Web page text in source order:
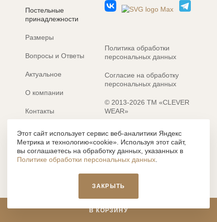
В КОРЗИНУ
Постельные
принадлежности
Размеры
Вопросы и Ответы
Актуальное
О компании
Контакты
Электронные каталоги
Политика обработки
персональных данных
Согласие на обработку
персональных данных
© 2013-2026 ТМ «CLEVER
WEAR»
Разработка сайта: MACHAON
Все содержание, представленное или отраженное на сайте
https://clever-style.ru, включая, но не ограничиваясь, текстом,
графикой, фотографиями, иллюстрациями и т.д., являются
объектами авторского права, использование которых, без
письменного разрешения администрации и без активной
влечет наложение ответственности с действующим
законодательством РФ.
Этот сайт использует сервис веб-аналитики Яндекс
Метрика и технологию«cookie». Используя этот сайт,
вы соглашаетесь на обработку данных, указанных в
Политике обработки персональных данных
ЗАКРЫТЬ